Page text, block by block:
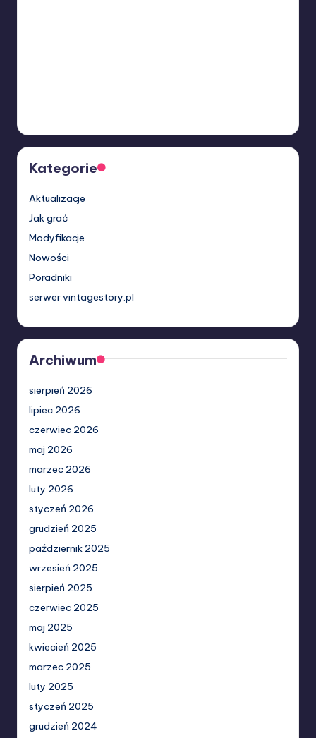
Kategorie
Aktualizacje
Jak grać
Modyfikacje
Nowości
Poradniki
serwer vintagestory.pl
Archiwum
sierpień 2026
lipiec 2026
czerwiec 2026
maj 2026
marzec 2026
luty 2026
styczeń 2026
grudzień 2025
październik 2025
wrzesień 2025
sierpień 2025
czerwiec 2025
maj 2025
kwiecień 2025
marzec 2025
luty 2025
styczeń 2025
grudzień 2024